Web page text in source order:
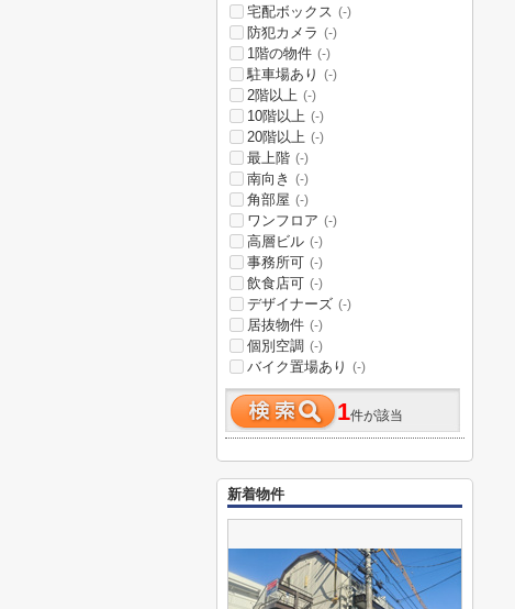
宅配ボックス (-)
防犯カメラ (-)
1階の物件 (-)
駐車場あり (-)
2階以上 (-)
10階以上 (-)
20階以上 (-)
最上階 (-)
南向き (-)
角部屋 (-)
ワンフロア (-)
高層ビル (-)
事務所可 (-)
飲食店可 (-)
デザイナーズ (-)
居抜物件 (-)
個別空調 (-)
バイク置場あり (-)
1件が該当
新着物件